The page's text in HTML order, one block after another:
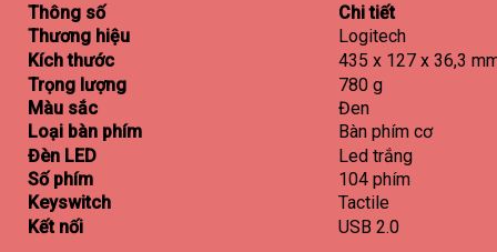
Thông số
Chi tiết
Thương hiệu
Logitech
Kích thước
435 x 127 x 36,3
Trọng lượng
780 g
Màu sắc
Đen
Loại bàn phím
Bàn phím cơ
Đèn LED
Led trắng
Số phím
104 phím
Keyswitch
Tactile
Kết nối
USB 2.0